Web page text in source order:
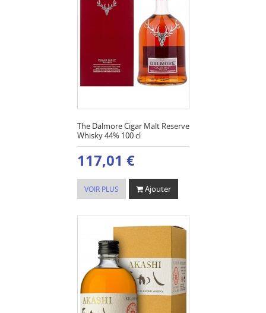
The Dalmore Cigar Malt Reserve
Whisky 44% 100 cl
117,01 €
VOIR PLUS Ajouter